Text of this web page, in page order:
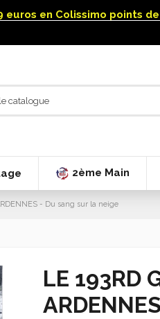
en Colissimo points
2ème Main
- Du sang sur la neige
LE 193RD